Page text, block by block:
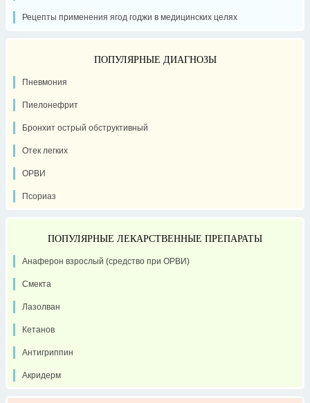
Рецепты применения ягод годжи в медицинских целях
ПОПУЛЯРНЫЕ ДИАГНОЗЫ
Пневмония
Пиелонефрит
Бронхит острый обструктивный
Отек легких
ОРВИ
Псориаз
ПОПУЛЯРНЫЕ ЛЕКАРСТВЕННЫЕ ПРЕПАРАТЫ
Анаферон взрослый (средство при ОРВИ)
Смекта
Лазолван
Кетанов
Антигриппин
Акридерм